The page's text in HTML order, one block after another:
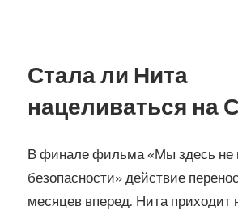
Стала ли Нита
нацеливаться на
В финале фильма «Мы здесь не
безопасности» действие
месяцев вперед. Нита приходит